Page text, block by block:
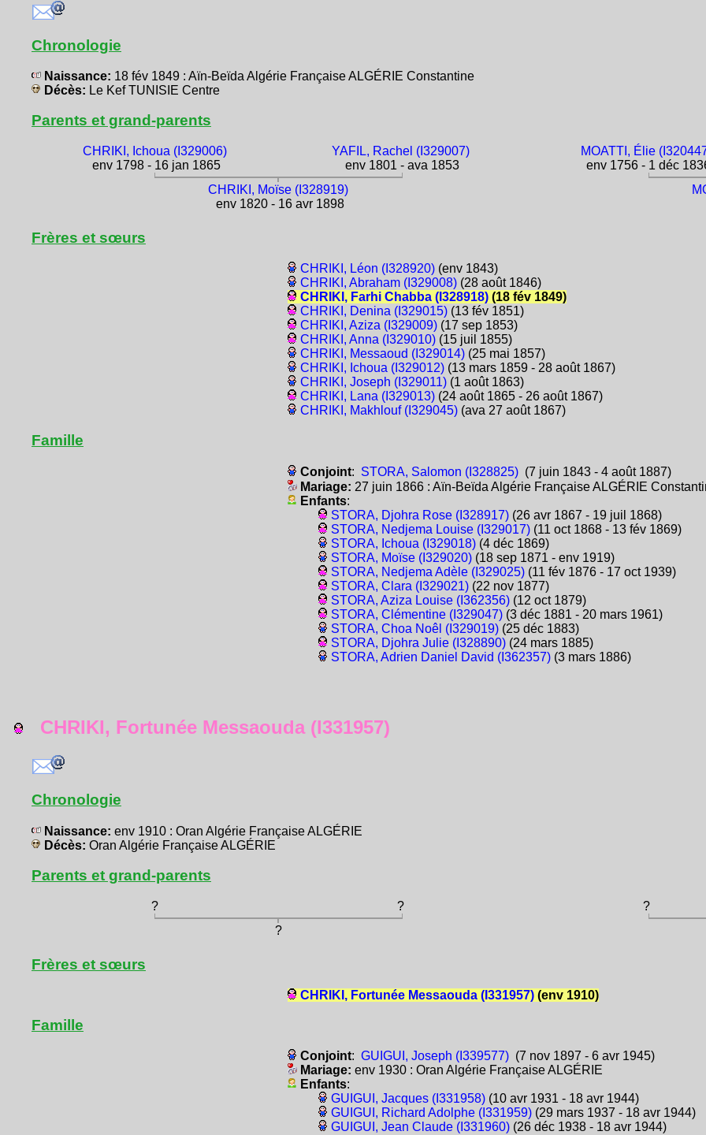
Chronologie
Naissance: 18 fév 1849 : Aïn-Beïda Algérie Française ALGÉRIE Constantine
Décès: Le Kef TUNISIE Centre
Parents et grand-parents
CHRIKI, Ichoua (I329006)
env 1798 - 16 jan 1865
YAFIL, Rachel (I329007)
env 1801 - ava 1853
MOATTI, Élie
env 1756 - 1 déc
CHRIKI, Moïse (I328919)
env 1820 - 16 avr 1898
Frères et sœurs
CHRIKI, Léon (I328920) (env 1843)
CHRIKI, Abraham (I329008) (28 août 1846)
CHRIKI, Farhi Chabba (I328918) (18 fév 1849)
CHRIKI, Denina (I329015) (13 fév 1851)
CHRIKI, Aziza (I329009) (17 sep 1853)
CHRIKI, Anna (I329010) (15 juil 1855)
CHRIKI, Messaoud (I329014) (25 mai 1857)
CHRIKI, Ichoua (I329012) (13 mars 1859 - 28 août 1867)
CHRIKI, Joseph (I329011) (1 août 1863)
CHRIKI, Lana (I329013) (24 août 1865 - 26 août 1867)
CHRIKI, Makhlouf (I329045) (ava 27 août 1867)
Famille
Conjoint: STORA, Salomon (I328825) (7 juin 1843 - 4 août 1887)
Mariage: 27 juin 1866 : Aïn-Beïda Algérie Française ALGÉRIE
Enfants:
STORA, Djohra Rose (I328917) (26 avr 1867 - 19 juil 1868)
STORA, Nedjema Louise (I329017) (11 oct 1868 - 13 fév 1869)
STORA, Ichoua (I329018) (4 déc 1869)
STORA, Moïse (I329020) (18 sep 1871 - env 1919)
STORA, Nedjema Adèle (I329025) (11 fév 1876 - 17 oct 1939)
STORA, Clara (I329021) (22 nov 1877)
STORA, Aziza Louise (I362356) (12 oct 1879)
STORA, Clémentine (I329047) (3 déc 1881 - 20 mars 1961)
STORA, Choa Noêl (I329019) (25 déc 1883)
STORA, Djohra Julie (I328890) (24 mars 1885)
STORA, Adrien Daniel David (I362357) (3 mars 1886)
CHRIKI, Fortunée Messaouda (I331957)
Chronologie
Naissance: env 1910 : Oran Algérie Française ALGÉRIE
Décès: Oran Algérie Française ALGÉRIE
Parents et grand-parents
? ?
?
?
Frères et sœurs
CHRIKI, Fortunée Messaouda (I331957) (env 1910)
Famille
Conjoint:GUIGUI, Joseph (I339577) (7 nov 1897 - 6 avr 1945)
Mariage:env 1930 : Oran Algérie Française ALGÉRIE
Enfants:
GUIGUI, Jacques (I331958) (10 avr 1931 - 18 avr 1944)
GUIGUI, Richard Adolphe (I331959) (29 mars 1937 - 18 avr 1944)
GUIGUI, Jean Claude (I331960) (26 déc 1938 - 18 avr 1944)